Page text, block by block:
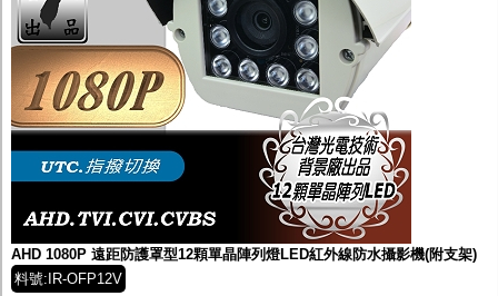
AHD特殊功能型攝影機
旋轉型攝影機.旋轉台
傳統高解析攝影機
鏡頭
投光設備
防護罩及支架
多路攝影機單軸傳輸
監聽器.麥克風
網路設備
雙絞線傳輸器
雜訊改善器
分配放大器
網路線用水晶頭
AHD 1080P 遠距防護罩型12顆單晶陣列燈LED紅外線防水攝影機(附支架)
料號:IR-OFP12V